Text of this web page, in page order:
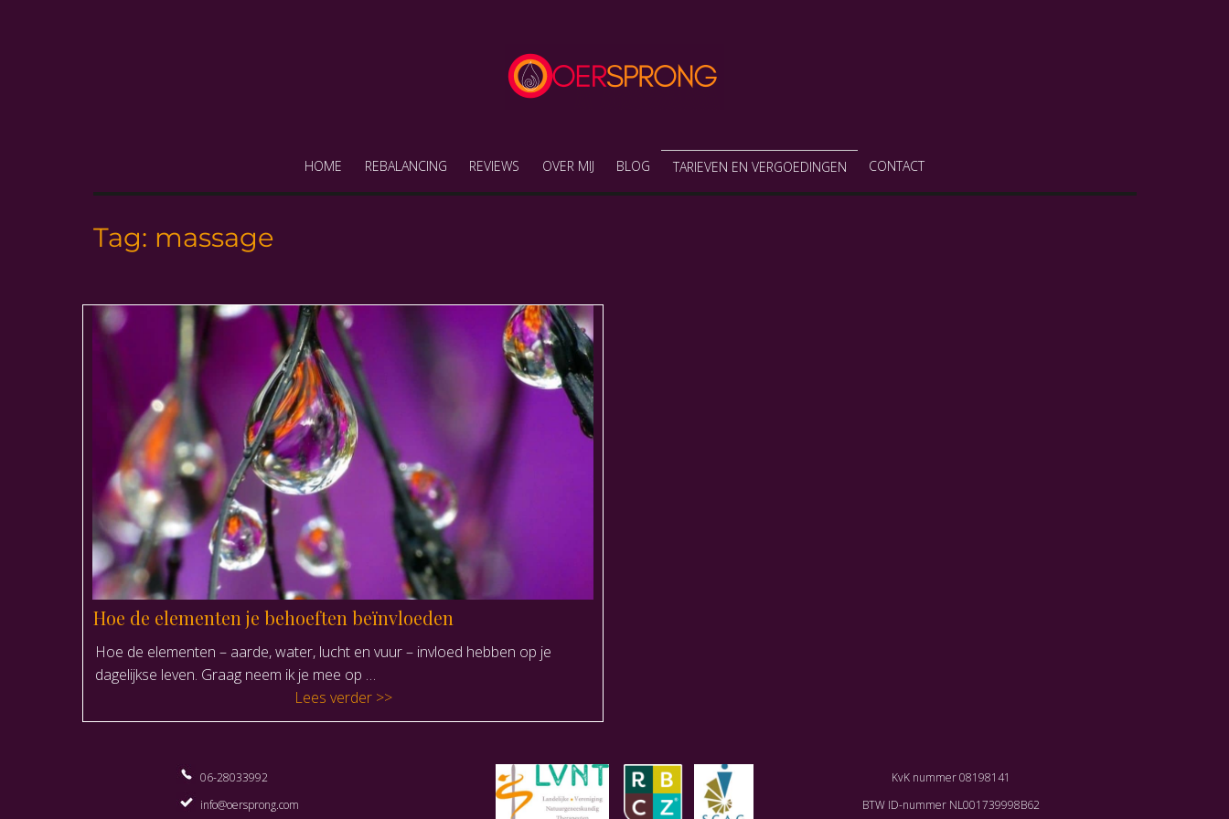
HOME REBALANCING REVIEWS OVER MIJ BLOG TARIEVEN EN VERGOEDINGEN CONTACT
Tag: massage
Hoe de elementen je behoeften beïnvloeden
Hoe de elementen – aarde, water, lucht en vuur – invloed hebben op je
dagelijkse leven. Graag neem ik je mee op …
Lees verder “Hoe de elementen je behoeften beïnvloeden”
06-28033992
info@oersprong.com
KvK nummer 08198141
BTW ID-nummer NL001739998B62